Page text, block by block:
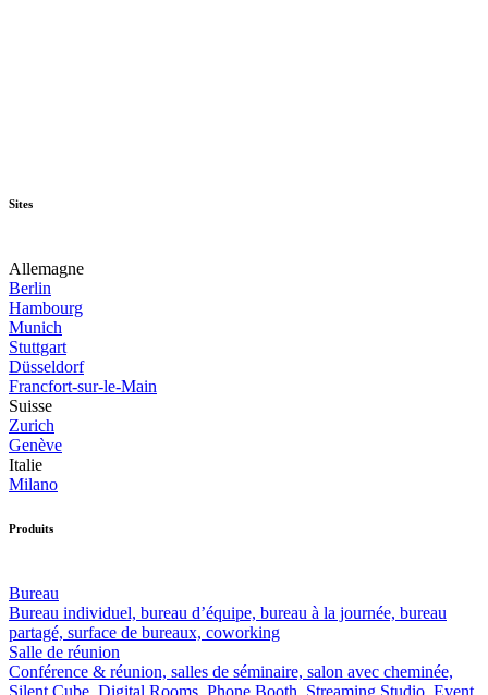
Sites
Allemagne
Berlin
Hambourg
Munich
Stuttgart
Düsseldorf
Francfort-sur-le-Main
Suisse
Zurich
Genève
Italie
Milano
Produits
Bureau
Bureau individuel, bureau d’équipe, bureau à la journée, bureau
partagé, surface de bureaux, coworking
Salle de réunion
Conférence & réunion, salles de séminaire, salon avec cheminée,